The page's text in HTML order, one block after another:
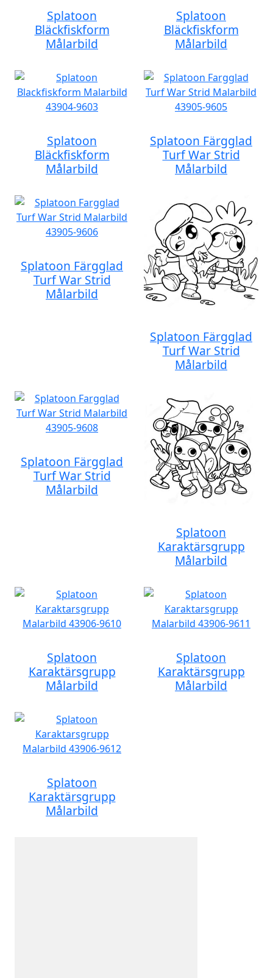
Splatoon
Bläckfiskform
Målarbild
Splatoon
Bläckfiskform
Målarbild
Splatoon
Bläckfiskform
Målarbild
Splatoon Färgglad
Turf War Strid
Målarbild
Splatoon Färgglad
Turf War Strid
Målarbild
Splatoon Färgglad
Turf War Strid
Målarbild
Splatoon Färgglad
Turf War Strid
Målarbild
Splatoon
Karaktärsgrupp
Målarbild
Splatoon
Karaktärsgrupp
Målarbild
Splatoon
Karaktärsgrupp
Målarbild
Splatoon
Karaktärsgrupp
Målarbild